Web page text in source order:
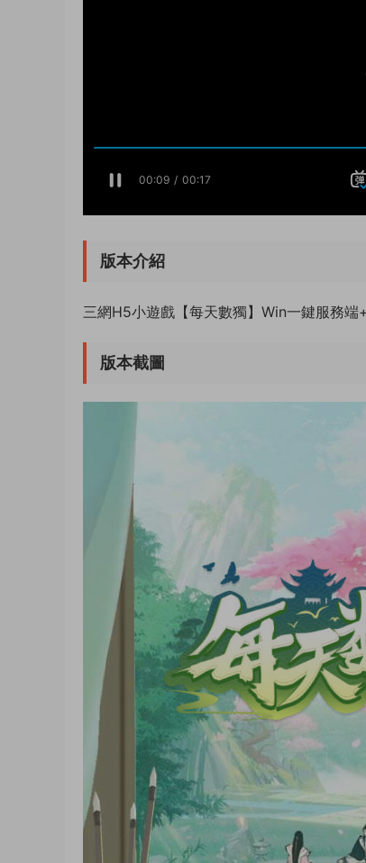
版本介紹
三網H5小遊戲【每天數獨】Win一鍵服務
版本截圖